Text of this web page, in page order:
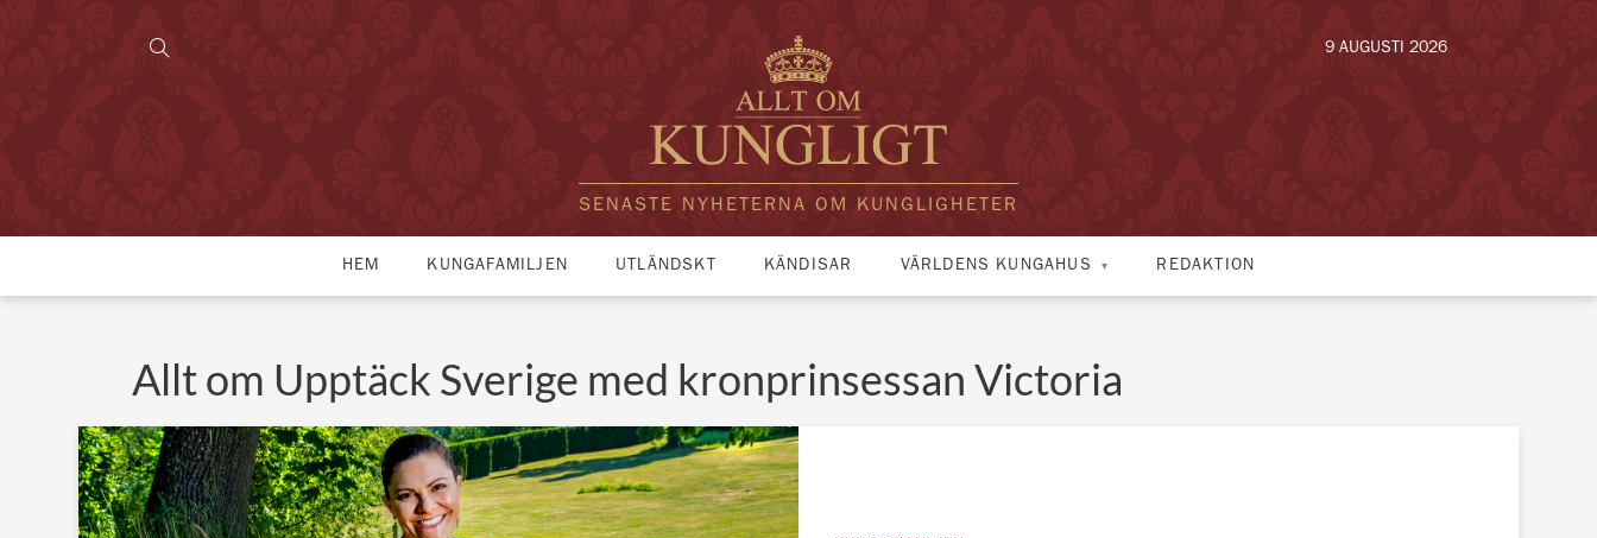
SENASTE NYHETERNA OM KUNGLIGHETER
9 AUGUSTI 2026
HEM KUNGAFAMILJEN UTLÄNDSKT KÄNDISAR VÄRLDENS KUNGAHUS REDAKTION
Allt om Upptäck Sverige med kronprinsessan Victoria